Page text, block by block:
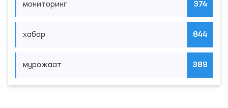
мониторинг 374
хабар 844
мурожаат 389